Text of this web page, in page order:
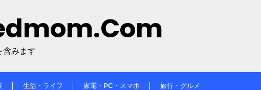
含みます
生活・ライフ 家電・PC・スマホ 旅行・グルメ